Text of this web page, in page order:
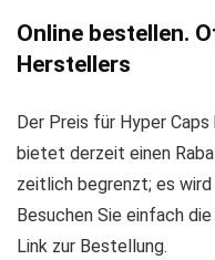
Online bestellen.
Herstellers
Der Preis für Hyper
bietet derzeit einen
zeitlich begrenzt; es
Besuchen Sie einfach
Link zur Bestellung.